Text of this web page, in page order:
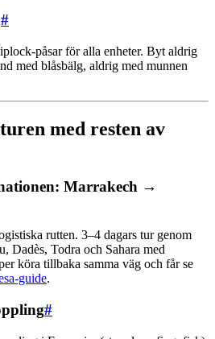
#
påsar för alla enheter. Byt aldrig
med blåsbälg, aldrig med munnen
med resten av
Marrakech →
rutten. 3–4 dagars tur genom
Dadès, Todra och Sahara med
köra tillbaka samma väg och får se
guide.
#